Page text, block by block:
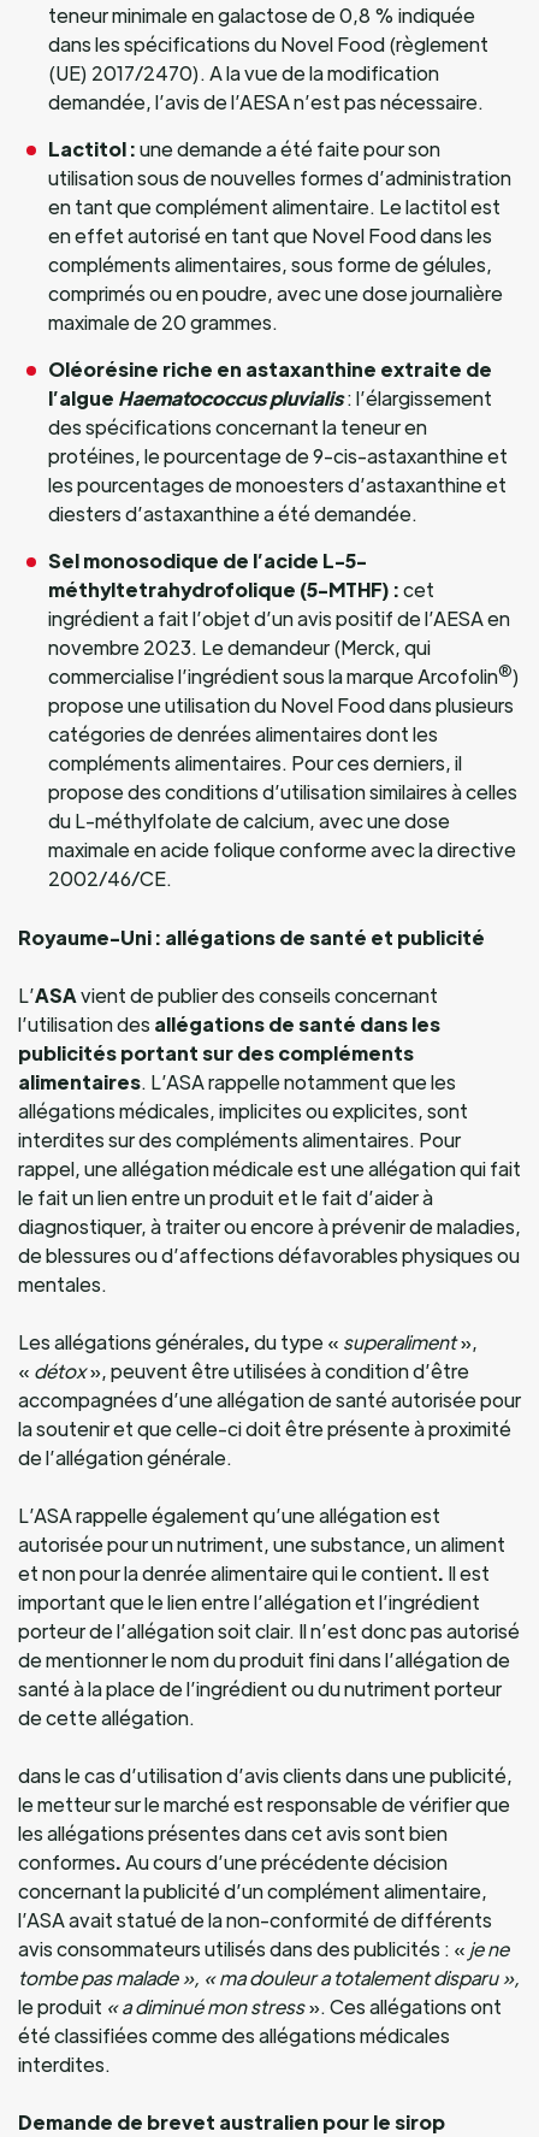
teneur minimale en galactose de 0,8 % indiquée
dans les spécifications du Novel Food (règlement
(UE) 2017/2470). A la vue de la modification
demandée, l’avis de l’AESA n’est pas nécessaire.
Lactitol :une demande a été faite pour son
utilisation sous de nouvelles formes d’administration
en tant que complément alimentaire. Le lactitol est
en effet autorisé en tant que Novel Food dans les
compléments alimentaires, sous forme de gélules,
comprimés ou en poudre, avec une dose journalière
maximale de 20 grammes.
Oléorésine riche en astaxanthine extraite de
l’algue Haematococcus pluvialis: l’élargissement
des spécifications concernant la teneur en
protéines, le pourcentage de 9-cis-astaxanthine et
les pourcentages de monoesters d’astaxanthine et
diesters d’astaxanthine a été demandée.
Sel monosodique de l’acide L-5-
méthyltetrahydrofolique (5-MTHF) :cet
ingrédient a fait l’objet d’un avis positif de l’AESA en
novembre 2023. Le demandeur (Merck, qui
commercialise l’ingrédient sous la marque Arcofolin®)
propose une utilisation du Novel Food dans plusieurs
catégories de denrées alimentaires dont les
compléments alimentaires. Pour ces derniers, il
propose des conditions d’utilisation similaires à celles
du L-méthylfolate de calcium, avec une dose
maximale en acide folique conforme avec la directive
2002/46/CE.
Royaume-Uni : allégations de santé et publicité
L’ASAvient de publier des conseils concernant
l’utilisation des allégations de santé dans les
publicités portant sur des compléments
alimentaires. L’ASA rappelle notamment que les
allégations médicales, implicites ou explicites, sont
interdites sur des compléments alimentaires. Pour
rappel, une allégation médicale est une allégation qui fait
le fait un lien entre un produit et le fait d’aider à
diagnostiquer, à traiter ou encore à prévenir de maladies,
de blessures ou d’affections défavorables physiques ou
mentales.
Les allégations générales,du type « superaliment»,
« détox», peuvent être utilisées à condition d’être
accompagnées d’une allégation de santé autorisée pour
la soutenir et que celle-ci doit être présente à proximité
de l’allégation générale.
L’ASA rappelle également qu’une allégation est
autorisée pour un nutriment, une substance, un aliment
et non pour la denrée alimentaire qui le contient. Il est
important que le lien entre l’allégation et l’ingrédient
porteur de l’allégation soit clair. Il n’est donc pas autorisé
de mentionner le nom du produit fini dans l’allégation de
santé à la place de l’ingrédient ou du nutriment porteur
de cette allégation.
dans le cas d’utilisation d’avis clients dans une publicité,
le metteur sur le marché est responsable de vérifier que
les allégations présentes dans cet avis sont bien
conformes.Au cours d’une précédente décision
concernant la publicité d’un complément alimentaire,
l’ASA avait statué de la non-conformité de différents
avis consommateurs utilisés dans des publicités : « je ne
tombe pas malade », « ma douleur a totalement disparu »,
le produit « a diminué mon stress». Ces allégations ont
été classifiées comme des allégations médicales
interdites.
Demande de brevet australien pour le sirop